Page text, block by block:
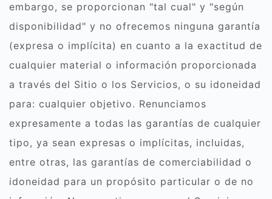
embargo, se proporcionan "tal cual" y "según
disponibilidad" y no ofrecemos ninguna garantía
(expresa o implícita) en cuanto a la exactitud de
cualquier material o información proporcionada
a través del Sitio o los Servicios, o su idoneidad
para: cualquier objetivo. Renunciamos
expresamente a todas las garantías de cualquier
tipo, ya sean expresas o implícitas, incluidas,
entre otras, las garantías de comerciabilidad o
idoneidad para un propósito particular o de no